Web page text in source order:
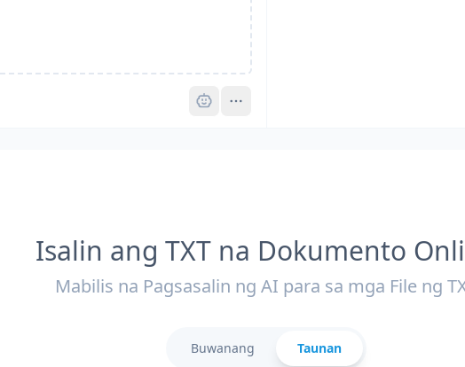
Isalin ang TXT na Dokumento
Mabilis na Pagsasalin ng AI para sa mga File ng
Buwanang Taunan